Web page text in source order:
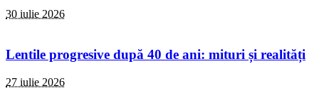
30 iulie 2026
Lentile progresive după 40 de ani: mituri și realități
27 iulie 2026